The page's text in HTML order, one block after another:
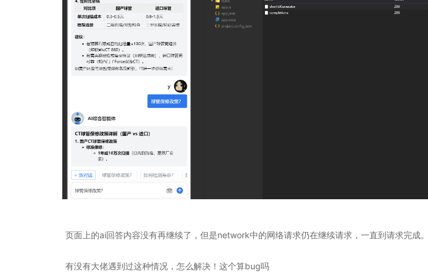
页面上的ai回答内容没有再继续了，但是network中的网络请求仍在继续请求，一直到请求完成。
有没有大佬遇到过这种情况，怎么解决！这个算bug吗